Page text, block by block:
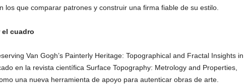
los que comparar patrones y construir una firma fiable de su estilo.
cuadro
Van Gogh’s Painterly Heritage: Topographical and Fractal Insights in
en la revista científica Surface Topography: Metrology and Properties,
una nueva herramienta de apoyo para autenticar obras de arte.